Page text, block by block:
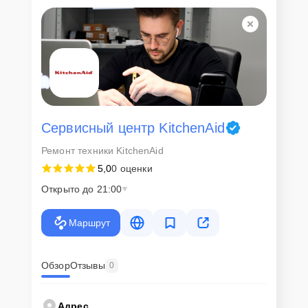
Для всех клиентов действуют демократичные и фиксированные
цены. Конечная стоимость работ обсуждается с клиентом и не в
коем случае не может измениться в процессе работ. Сервис не
навязывает клиентам дополнительные услуги и не
предусматривает скрытые платежи. Рассчитать предварительную
стоимость ремонта можно с помощью нашегоКалькулятора
Скорость диагностики и
ремонта
Наша компания ценит время клиентов и понимает важность
оперативного решения любых вопросов. В среднем, ремонт
клиент сможет забрать свой гаджет в этот же день. При
Внимание! Устройство отправляется на ремонт только после
согласования вариантов запчастей и стоимости ремонта с
изменена в процессе или после завершения работ.
Сервисный центр KitchenAid
Ремонт техники KitchenAid
5,00 оценки
Открыто до 21:00
Маршрут
ОбзорОтзывы 0
Адрес